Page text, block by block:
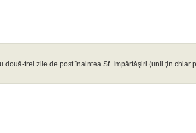
trei zile de post înaintea Sf. Impărtăşiri (unii ţin chiar